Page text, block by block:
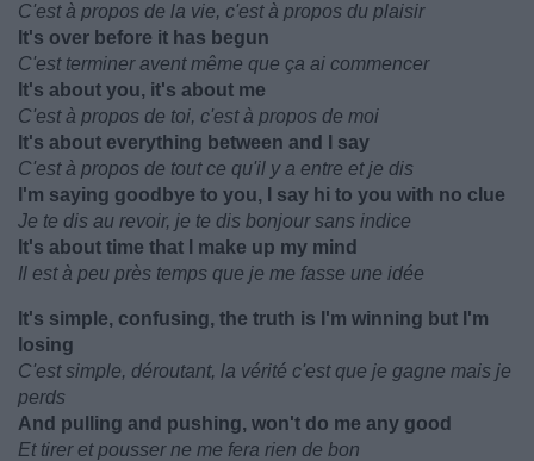
C'est à propos de la vie, c'est à propos du plaisir
It's over before it has begun
C'est terminer avent même que ça ai commencer
It's about you, it's about me
C'est à propos de toi, c'est à propos de moi
It's about everything between and I say
C'est à propos de tout ce qu'il y a entre et je dis
I'm saying goodbye to you, I say hi to you with no clue
Je te dis au revoir, je te dis bonjour sans indice
It's about time that I make up my mind
Il est à peu près temps que je me fasse une idée
It's simple, confusing, the truth is I'm winning but I'm
losing
C'est simple, déroutant, la vérité c'est que je gagne mais je
perds
And pulling and pushing, won't do me any good
Et tirer et pousser ne me fera rien de bon